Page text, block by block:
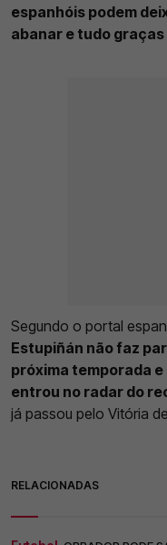
espanhóis podem
abanar e tudo graças
Segundo o portal
Estupiñán não faz
próxima temporada
entrou no radar do
já passou pelo Vitória
RELACIONADAS